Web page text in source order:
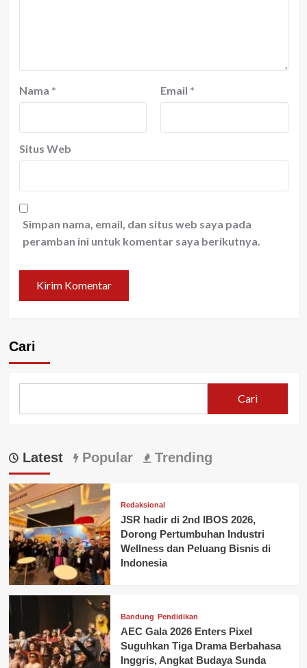
Nama * Email *
Situs Web
Simpan nama, email, dan situs web saya pada
peramban ini untuk komentar saya berikutnya.
Cari
Cari
Latest Popular Trending
Redaksional
JSR hadir di 2nd IBOS 2026,
Dorong Pertumbuhan Industri
Wellness dan Peluang Bisnis di
Indonesia
Bandung Pendidikan
AEC Gala 2026 Enters Pixel
Suguhkan Tiga Drama Berbahasa
Inggris, Angkat Budaya Sunda